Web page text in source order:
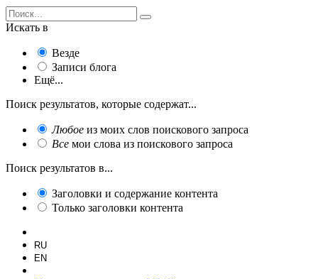
Искать в
Везде
Записи блога
Ещё...
Поиск результатов, которые содержат...
Любое из моих слов поискового запроса
Все мои слова из поискового запроса
Поиск результатов в...
Заголовки и содержание контента
Только заголовки контента
RU
EN